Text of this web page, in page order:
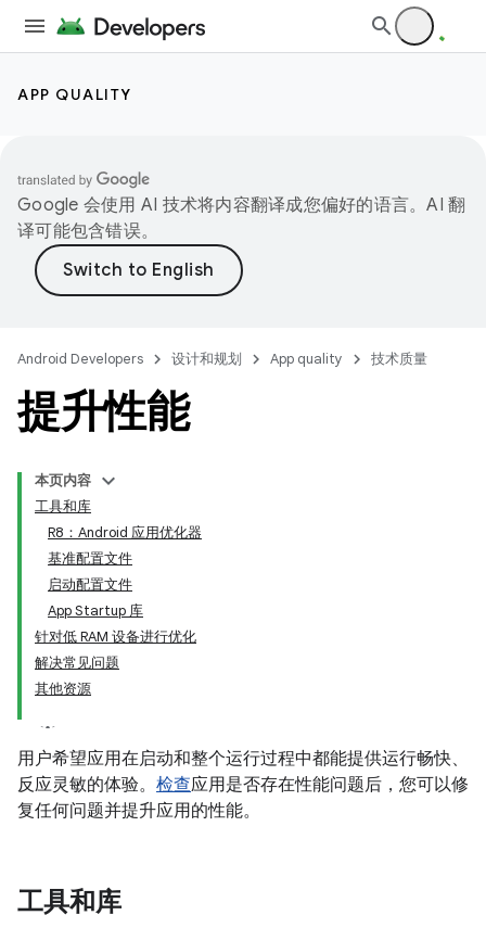
APP QUALITY
Google 会使用 AI 技术将内容翻译成您偏好的语言。AI 翻
译可能包含错误。
Android Developers 设计和规划 App quality 技术质量
提升性能
本页内容
工具和库
R8：Android 应用优化器
基准配置文件
启动配置文件
App Startup 库
针对低 RAM 设备进行优化
解决常见问题
其他资源
用户希望应用在启动和整个运行过程中都能提供运行畅快、
反应灵敏的体验。 检查应用是否存在性能问题后，您可以修
复任何问题并提升应用的性能。
工具和库